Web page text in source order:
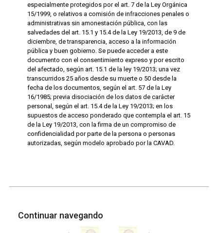
especialmente protegidos por el art. 7 de la Ley Orgánica
15/1999, o relativos a comisión de infracciones penales o
administrativas sin amonestación pública, con las
salvedades del art. 15.1 y 15.4 de la Ley 19/2013, de 9 de
diciembre, de transparencia, acceso a la información
pública y buen gobierno. Se puede acceder a este
documento con el consentimiento expreso y por escrito
del afectado, según art. 15.1 de la ley 19/2013; una vez
transcurridos 25 años desde su muerte o 50 desde la
fecha de los documentos, según el art. 57 de la Ley
16/1985; previa disociación de los datos de carácter
personal, según el art. 15.4 de la Ley 19/2013; en los
supuestos de acceso ponderado que contempla el art. 15
de la Ley 19/2013, con la firma de un compromiso de
confidencialidad por parte de la persona o personas
autorizadas, según modelo aprobado por la CAVAD.
Continuar navegando